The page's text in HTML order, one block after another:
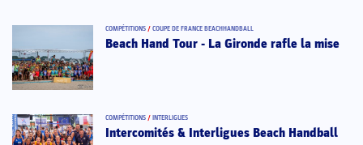
COMPÉTITIONS / COUPE DE FRANCE BEACHHANDBALL
Beach Hand Tour - La Gironde rafle la mise
COMPÉTITIONS / INTERLIGUES
Intercomités & Interligues Beach Handball